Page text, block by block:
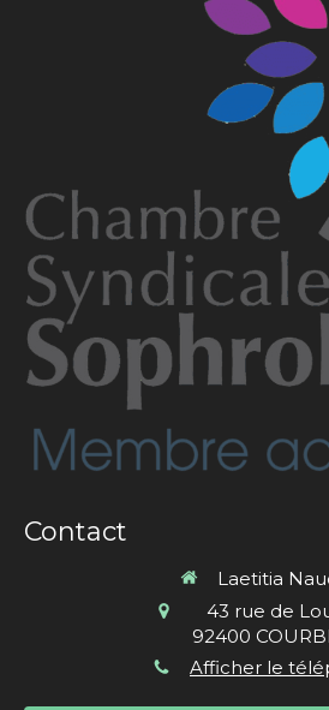
Contact
Laetitia
43 rue de
92400
Afficher le